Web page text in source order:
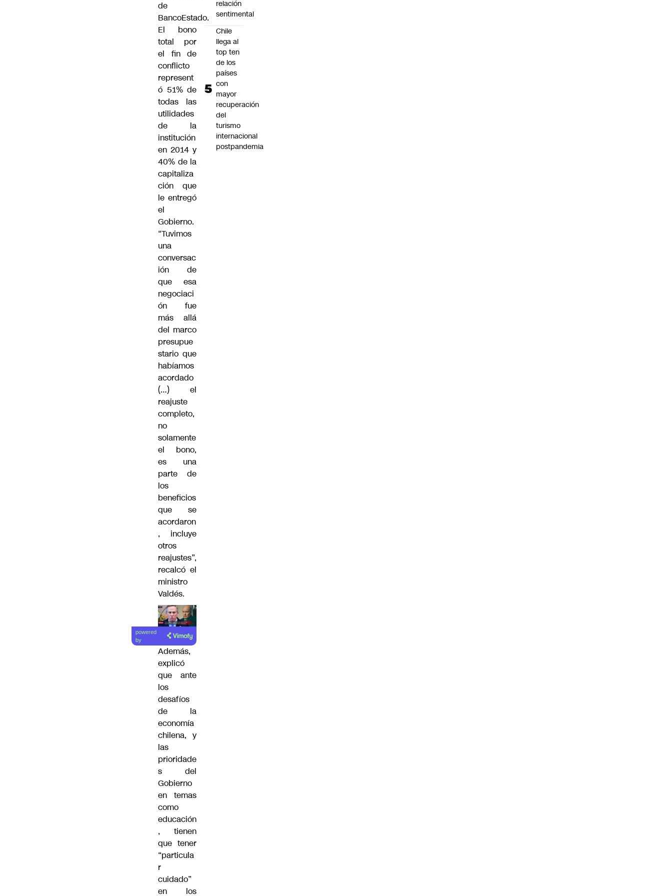
de
BancoEstado.
El bono
total por
el fin de
conflicto
represent
ó 51% de
todas las
utilidades
de la
institución
en 2014 y
40% de la
capitaliza
ción que
le entregó
el
Gobierno.
“Tuvimos
una
conversac
ión de
que esa
negociaci
ón fue
más allá
del marco
presupue
stario que
habíamos
acordado
(…) el
reajuste
completo,
no
solamente
el bono,
es una
parte de
los
beneficios
que se
acordaron
, incluye
otros
reajustes”,
recalcó el
ministro
Valdés.
powered
by
Además,
explicó
que ante
los
desafíos
de la
economía
chilena, y
las
prioridade
s del
Gobierno
en temas
como
educación
, tienen
que tener
“particula
r
cuidado”
en los
relación
sentimental
Chile
llega al
top ten
de los
países
con
mayor
recuperación
del
turismo
internacional
postpandemia